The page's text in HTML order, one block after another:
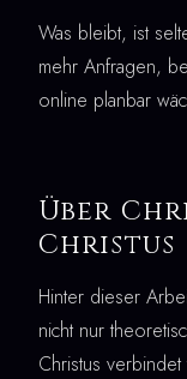
Was bleibt, ist
mehr Anfragen,
online planbar
Über
Christus
Hinter dieser
nicht nur
Christus